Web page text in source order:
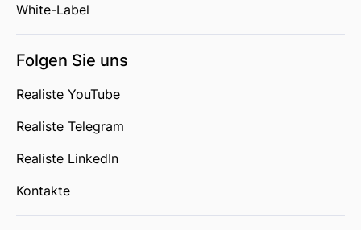
White-Label
Folgen Sie uns
Realiste YouTube
Realiste Telegram
Realiste LinkedIn
Kontakte